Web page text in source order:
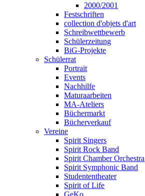
2000/2001
Festschriften
collection d'objets d'art
Schreibwettbewerb
Schülerzeitung
BiG-Projekte
Schülerrat
Portrait
Events
Nachhilfe
Maturaarbeiten
MA-Ateliers
Büchermarkt
Bücherverkauf
Vereine
Spirit Singers
Spirit Rock Band
Spirit Chamber Orchestra
Spirit Symphonic Band
Studententheater
Spirit of Life